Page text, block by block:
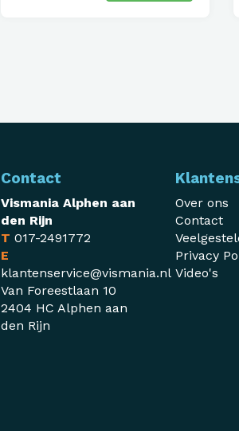
Contact
Vismania Alphen aan
den Rijn
T 017-2491772
E
klantenservice@vismania.nl
Van Foreestlaan 10
2404 HC Alphen aan
den Rijn
Over ons
Contact
Privacy
Video's